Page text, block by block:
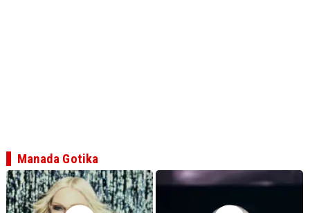
Manada Gotika